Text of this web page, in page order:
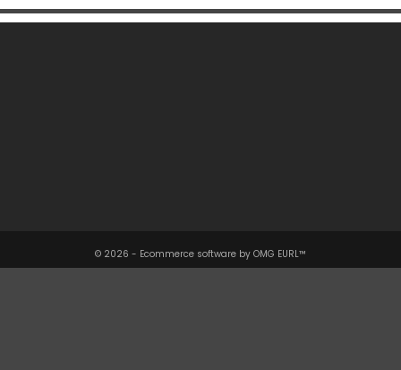
© 2026 - Ecommerce software by OMG EURL™